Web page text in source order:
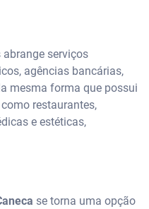
serviços
agências bancárias,
mesma forma que possui
restaurantes,
e estéticas,
se torna uma opção